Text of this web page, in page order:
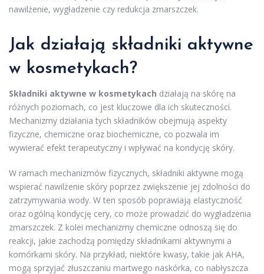
nawilżenie, wygładzenie czy redukcja zmarszczek.
Jak działają składniki aktywne
w kosmetykach?
Składniki aktywne w kosmetykach działają na skórę na
różnych poziomach, co jest kluczowe dla ich skuteczności.
Mechanizmy działania tych składników obejmują aspekty
fizyczne, chemiczne oraz biochemiczne, co pozwala im
wywierać efekt terapeutyczny i wpływać na kondycję skóry.
W ramach mechanizmów fizycznych, składniki aktywne mogą
wspierać nawilżenie skóry poprzez zwiększenie jej zdolności do
zatrzymywania wody. W ten sposób poprawiają elastyczność
oraz ogólną kondycję cery, co może prowadzić do wygładzenia
zmarszczek. Z kolei mechanizmy chemiczne odnoszą się do
reakcji, jakie zachodzą pomiędzy składnikami aktywnymi a
komórkami skóry. Na przykład, niektóre kwasy, takie jak AHA,
mogą sprzyjać złuszczaniu martwego naskórka, co nabłyszcza